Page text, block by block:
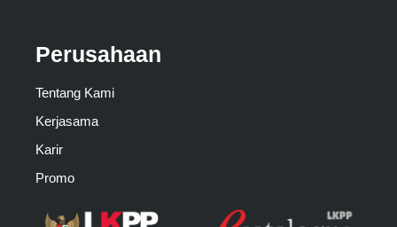
Perusahaan
Tentang Kami
Kerjasama
Karir
Promo